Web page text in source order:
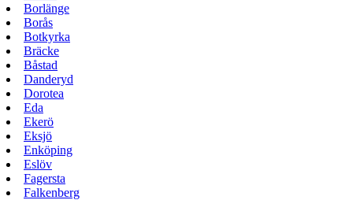
Borlänge
Borås
Botkyrka
Bräcke
Båstad
Danderyd
Dorotea
Eda
Ekerö
Eksjö
Enköping
Eslöv
Fagersta
Falkenberg